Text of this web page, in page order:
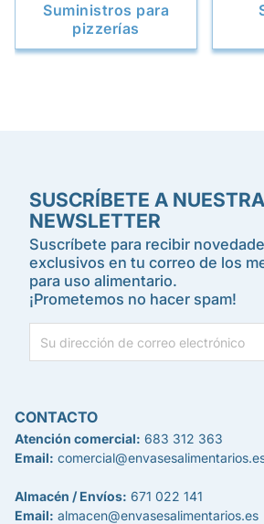
Suministros para
pizzerías
SUSCRÍBETE A NUESTRA
NEWSLETTER
Suscríbete para recibir
exclusivos en tu correo de los
para uso alimentario.
¡Prometemos no hacer spam!
CONTACTO
Atención comercial: 683 312 363
Email:
Almacén / Envíos: 671 022 141
Email: almacen@envasesalimentarios.es